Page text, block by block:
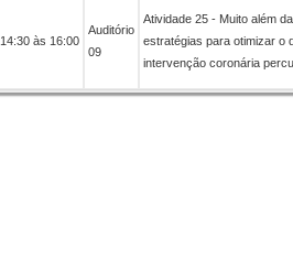
14:30 às 16:00
Auditório
09
Atividade 25 - Muito além
estratégias para otimizar o
intervenção coronária